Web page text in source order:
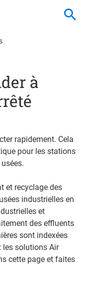
à
rapidement. Cela
pour les stations
et recyclage des
industrielles en
et
des effluents
sont indexées
les solutions Air
cette page et faites